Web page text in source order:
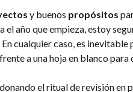
y buenos propósitos
año que empieza, estoy
cualquier caso, es inevitable
a una hoja en blanco
el ritual de revisión en